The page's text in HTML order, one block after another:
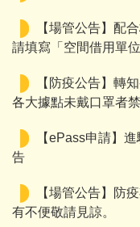
【場管公告】配
請填寫「空間借用單
【防疫公告】轉
各大據點未戴口罩者
【ePass申請】
告
【場管公告】防
有不便敬請見諒。